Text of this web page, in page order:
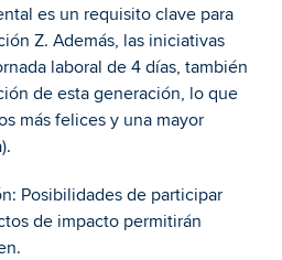
es un requisito clave para
Z. Además, las iniciativas
laboral de 4 días, también
de esta generación, lo que
más felices y una mayor
Posibilidades de participar
de impacto permitirán